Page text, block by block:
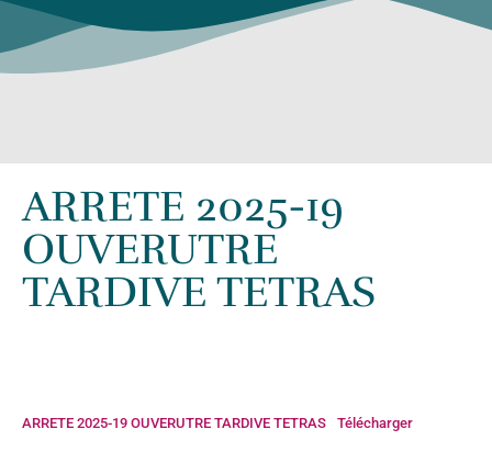
TARDIVE TETRAS
ARRETE 2025-19
OUVERUTRE
TARDIVE TETRAS
ARRETE 2025-19 OUVERUTRE TARDIVE TETRAS Télécharger